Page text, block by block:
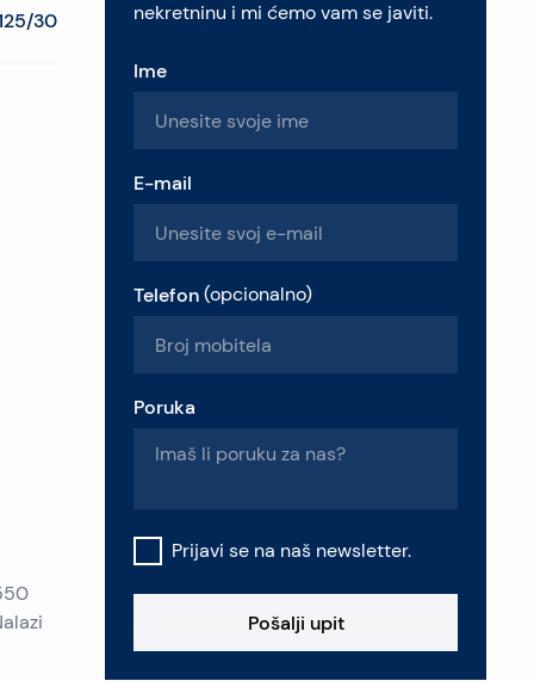
30
nekretninu i mi ćemo vam se javiti.
Ime
E-mail
Telefon (opcionalno)
Poruka
Prijavi se na naš newsletter.
Pošalji upit